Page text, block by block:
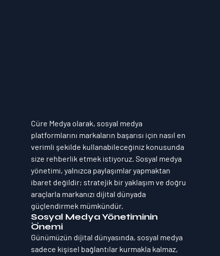
Cüre Medya olarak, sosyal medya
platformlarını markaların başarısı için nasıl en
verimli şekilde kullanabileceğiniz konusunda
size rehberlik etmek istiyoruz. Sosyal medya
yönetimi, yalnızca paylaşımlar yapmaktan
ibaret değildir; stratejik bir yaklaşım ve doğru
araçlarla markanızı dijital dünyada
güçlendirmek mümkündür.
Sosyal Medya Yönetiminin
Önemi
Günümüzün dijital dünyasında, sosyal medya
sadece kişisel bağlantılar kurmakla kalmaz,